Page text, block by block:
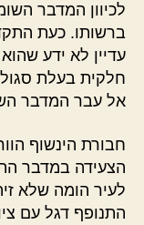
לכיוון המדבר
ברשותו. כעת
עדיין לא ידע
חלקית בעלת
אל עבר המדבר
חבורת הינשוף
הצעידה במדבר
לעיר הומה שלא
התנופף דגל עם